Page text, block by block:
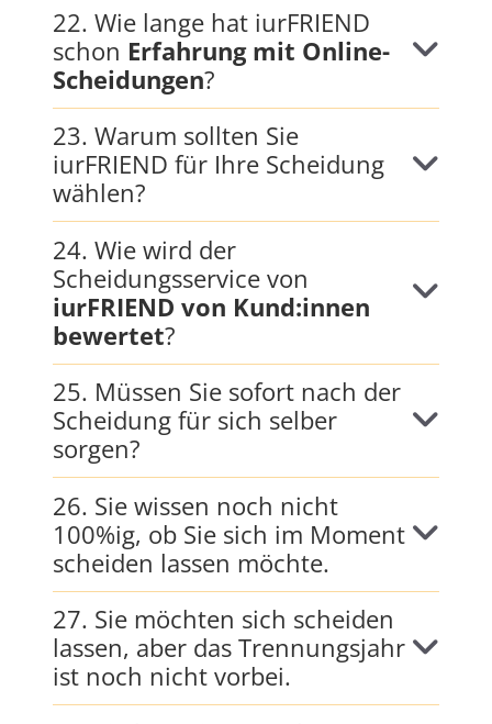
22. Wie lange hat iurFRIEND
schon Erfahrung mit Online-
Scheidungen?
23. Warum sollten Sie
iurFRIEND für Ihre Scheidung
wählen?
24. Wie wird der
Scheidungsservice von
iurFRIEND von Kund:innen
bewertet?
25. Müssen Sie sofort nach der
Scheidung für sich selber
sorgen?
26. Sie wissen noch nicht
100%ig, ob Sie sich im Moment
scheiden lassen möchte.
27. Sie möchten sich scheiden
lassen, aber das Trennungsjahr
ist noch nicht vorbei.